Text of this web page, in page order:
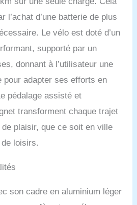
l'absorption des chocs du
siège. Ces
absorbent les bosses,
offrant une conduite fluide
dans les rues de la ville
ou sur un sentier
Transmission fiable et
freins à disque: Le
offre des changements
de vitesses fluides, tandis
toute confiance, sachant
l’achat d’une batterie de plus
Le vélo est doté d’un
supporté par un
donnant à l’utilisateur une
adapter ses efforts en
pédalage assisté et
transforment chaque trajet
plaisir, que ce soit en ville
loisirs.
son cadre en aluminium léger